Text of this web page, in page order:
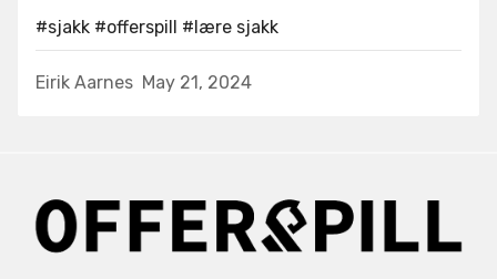
#sjakk #offerspill #lære sjakk
Eirik Aarnes May 21, 2024